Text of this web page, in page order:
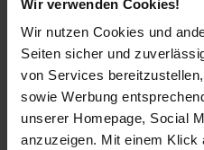
Wir verwenden Cookies!
Wir nutzen Cookies und
Seiten sicher und
von Services
sowie Werbung
unserer Homepage, Social
anzuzeigen. Mit einem Klick
ay-material1: keine Angabe
ay-passform schuh: keine
ay-pullover-materialart:
ay-schuh-acc material:
ay-schuhdetails: keine
ay-
ay-technologie jeans: